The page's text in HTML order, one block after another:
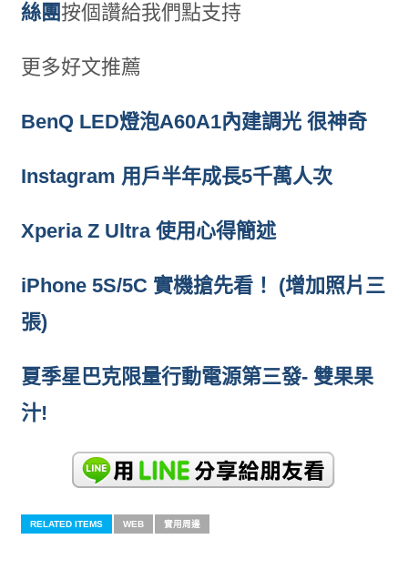
絲團按個讚給我們點支持
更多好文推薦
BenQ LED燈泡A60A1內建調光 很神奇
Instagram 用戶半年成長5千萬人次
Xperia Z Ultra 使用心得簡述
iPhone 5S/5C 實機搶先看！ (增加照片三
張)
夏季星巴克限量行動電源第三發- 雙果果
汁!
RELATED ITEMS WEB 實用周邊